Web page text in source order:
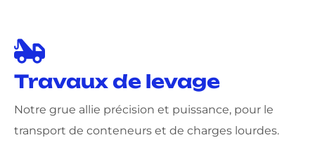
Travaux de levage
Notre grue allie précision et puissance, pour le
transport de conteneurs et de charges lourdes.